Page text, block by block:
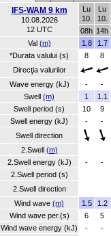
IFS-WAM 9 km
10.08.2026
12 UTC
Lu
10.
Lu
10.
08h 14h
Val (m) 1.8 1.7
*Durata valului (s)
8 8
Direcţia valurilor
Wave energy (kJ)
- -
Swell (m) 1 1.1
Swell period (s)
10 9
Swell energy (kJ)
- -
Swell direction
2.Swell (m)
2.Swell energy (kJ)
- -
2.Swell period (s)
2.Swell direction
Wind wave (m) 1.5 1.2
Wind wave per.(s)
6 5
Wind wave energy (kJ)
- -